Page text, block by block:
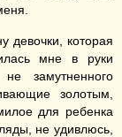
девочки, которая
мне в руки
замутненного
золотым,
для ребенка
не удивлюсь,